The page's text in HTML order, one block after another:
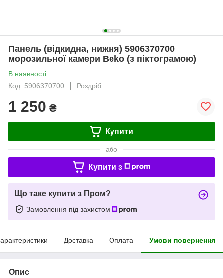
Панель (відкидна, нижня) 5906370700
морозильної камери Beko (з піктограмою)
В наявності
Код: 5906370700
Роздріб
1 250 ₴
Купити
або
Купити з
Що таке купити з Пром?
Замовлення під захистом
Доставка Оплата Умови повернення
Опис